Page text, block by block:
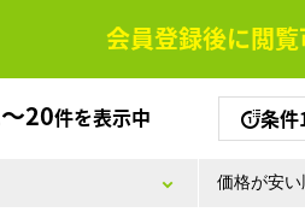
会員登録後に閲
20件を表示中 条件